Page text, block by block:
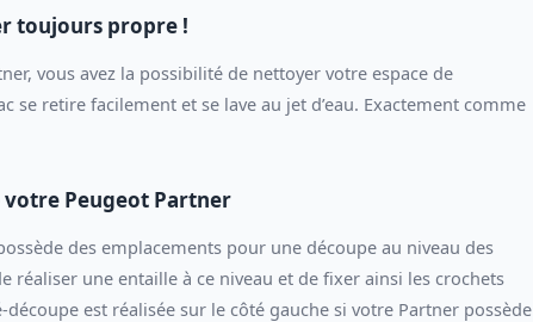
toujours propre !
vous avez la possibilité de nettoyer votre espace de
se retire facilement et se lave au jet d’eau. Exactement comme
votre Peugeot Partner
des emplacements pour une découpe au niveau des
réaliser une entaille à ce niveau et de fixer ainsi les crochets
est réalisée sur le côté gauche si votre Partner possède